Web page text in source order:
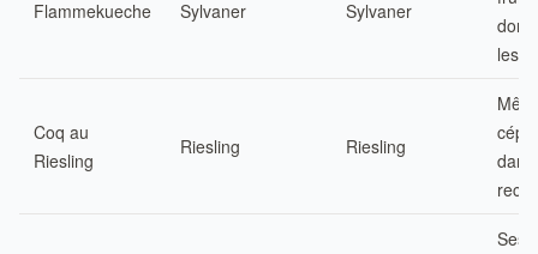
Flammekueche Sylvaner Sylvaner
les
Coq au
Riesling
Riesling Riesling
Ses